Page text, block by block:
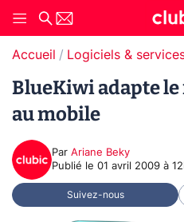
Accueil Logiciels &
BlueKiwi adapte le
au mobile
Par Ariane Beky
Publié le 01 avril 2009 à
Suivez-nous